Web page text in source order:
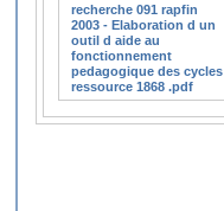
recherche 091 rapfin
2003 - Elaboration d un
outil d aide au
fonctionnement
pedagogique des cycles
ressource 1868 .pdf